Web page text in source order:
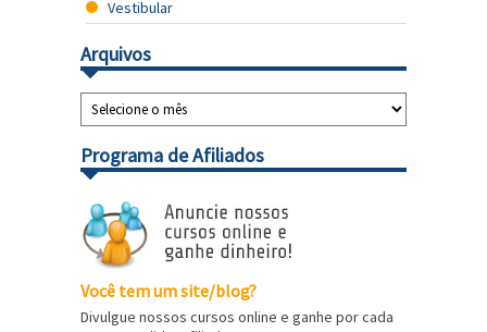
Vestibular
Arquivos
Programa de Afiliados
Você tem um site/blog?
Divulgue nossos cursos online e ganhe por cada